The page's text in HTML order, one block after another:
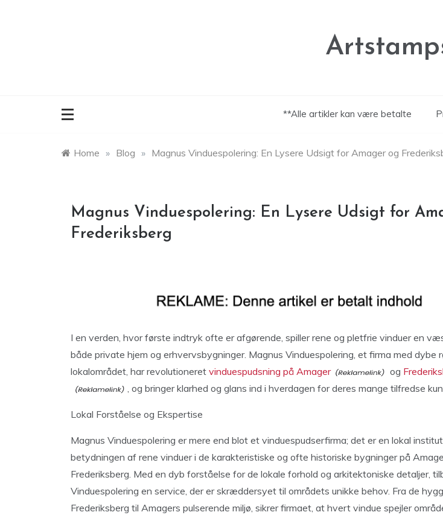
**Alle artikler kan være betalte
Home » Blog » Magnus Vinduespolering: En Lysere Udsigt for Amager og
Magnus Vinduespolering: En Lysere Udsigt for
Frederiksberg
I en verden, hvor første indtryk ofte er afgørende, spiller rene og pletfrie vinduer en
både private hjem og erhvervsbygninger. Magnus Vinduespolering, et firma med dybe
lokalområdet, har revolutioneret vinduespudsning på Amager og
, og bringer klarhed og glans ind i hverdagen for deres mange tilfredse
Lokal Forståelse og Ekspertise
Magnus Vinduespolering er mere end blot et vinduespudserfirma; det er en lokal
betydningen af rene vinduer i de karakteristiske og ofte historiske bygninger på
Frederiksberg. Med en dyb forståelse for de lokale forhold og arkitektoniske detaljer,
Vinduespolering en service, der er skræddersyet til områdets unikke behov. Fra de
Frederiksberg til Amagers pulserende miljø, sikrer firmaet, at hvert vindue spejler